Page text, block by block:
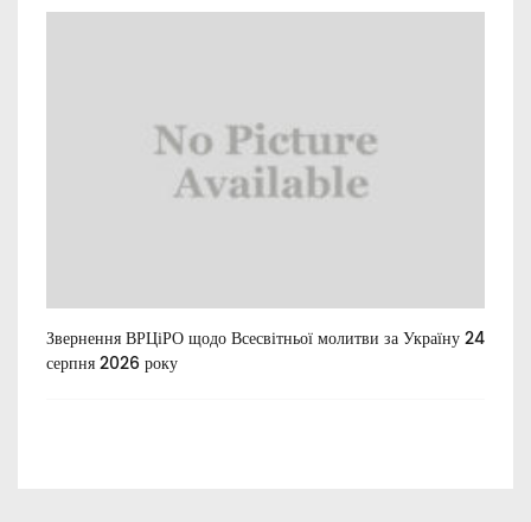
Звернення ВРЦіРО щодо Всесвітньої молитви за Україну 24
серпня 2026 року